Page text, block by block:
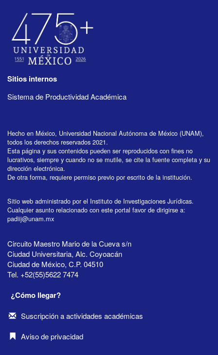
Sitios internos
Sistema de Productividad Académica
Hecho en México, Universidad Nacional Autónoma de México (UNAM),
todos los derechos reservados 2021.
Esta página y sus contenidos pueden ser reproducidos con fines no
lucrativos, siempre y cuando no se mutile, se cite la fuente completa y su
dirección electrónica.
De otra forma, requiere permiso previo por escrito de la institución.
Sitio web administrado por el Instituto de Investigaciones Jurídicas.
Cualquier asunto relacionado con este portal favor de dirigirse a:
padiij@unam.mx
Circuito Maestro Mario de la Cueva s/n
Ciudad Universitaria, Alc. Coyoacán
Ciudad de México, C.P. 04510
Tel. +52(55)5622 7474
¿Cómo llegar?
Suscripción a actividades académicas
Aviso de privacidad